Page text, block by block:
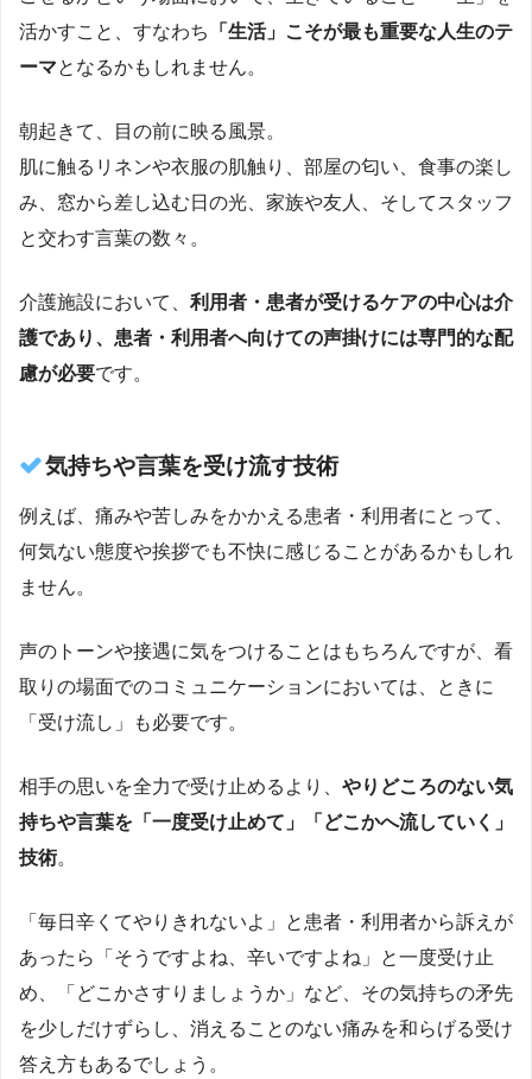
活かすこと、すなわち
「生活」こそが最も重要な人生のテ
ーマとなるかもしれません。
朝起きて、目の前に映る風景。
肌に触るリネンや衣服の肌触り、部屋の匂い、食事の楽し
み、窓から差し込む日の光、家族や友人、そしてスタッフ
と交わす言葉の数々。
介護施設において、 利用者・患者が受けるケアの中心は介
護であり、患者・利用者へ向けての声掛けには専門的な配
慮が必要です。
気持ちや言葉を受け流す技術
例えば、痛みや苦しみをかかえる患者・利用者にとって、
何気ない態度や挨拶でも不快に感じることがあるかもしれ
ません。
声のトーンや接遇に気をつけることはもちろんですが、看
取りの場面でのコミュニケーションにおいては、ときに
「受け流し」も必要です。
相手の思いを全力で受け止めるより、 やりどころのない気
持ちや言葉を「一度受け止めて」「どこかへ流していく」
技術。
「毎日辛くてやりきれないよ」と患者・利用者から訴えが
あったら「そうですよね、辛いですよね」と一度受け止
め、「どこかさすりましょうか」など、その気持ちの矛先
を少しだけずらし、消えることのない痛みを和らげる受け
答え方もあるでしょう。